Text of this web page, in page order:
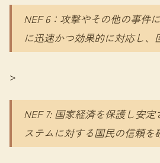
NEF 6：攻撃やその他の事件
に迅速かつ効果的に対応し、
>
NEF 7: 国家経済を保護し安
ステムに対する国民の信頼を